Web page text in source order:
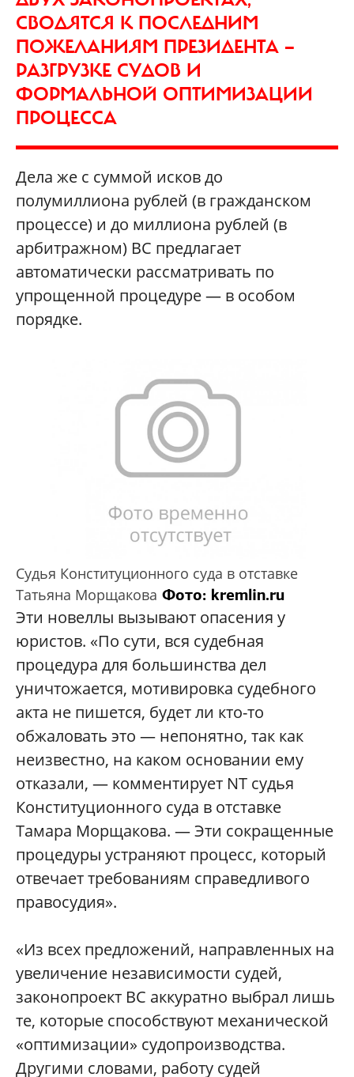
СВОДЯТСЯ К ПОСЛЕДНИМ
ПОЖЕЛАНИЯМ ПРЕЗИДЕНТА —
РАЗГРУЗКЕ СУДОВ И
ФОРМАЛЬНОЙ ОПТИМИЗАЦИИ
ПРОЦЕССА
Дела же с суммой исков до
полумиллиона рублей (в гражданском
процессе) и до миллиона рублей (в
арбитражном) ВС предлагает
автоматически рассматривать по
упрощенной процедуре — в особом
порядке.
Судья Конституционного суда в отставке
Татьяна Морщакова Фото: kremlin.ru
Эти новеллы вызывают опасения у
юристов. «По сути, вся судебная
процедура для большинства дел
уничтожается, мотивировка судебного
акта не пишется, будет ли кто-то
обжаловать это — непонятно, так как
неизвестно, на каком основании ему
отказали, — комментирует NT судья
Конституционного суда в отставке
Тамара Морщакова. — Эти сокращенные
процедуры устраняют процесс, который
отвечает требованиям справедливого
правосудия».
«Из всех предложений, направленных на
увеличение независимости судей,
законопроект ВС аккуратно выбрал лишь
те, которые способствуют механической
«оптимизации» судопроизводства.
Другими словами, работу судей